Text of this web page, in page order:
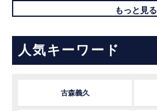
もっと見る
人気キーワード
古森義久